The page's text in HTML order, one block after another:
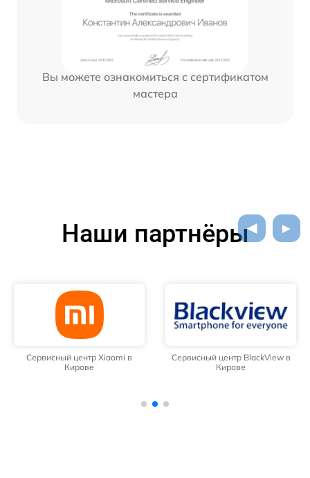
Вы можете ознакомиться с сертификатом
мастера
Наши партнёры
Сервисный центр Xiaomi в
Кирове
Сервисный центр BlackView в
Кирове